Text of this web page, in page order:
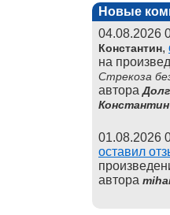
Новые
04.08.2026
Константин,
на
Стрекоза
автора
Константин
01.08.2026
оставил
автора